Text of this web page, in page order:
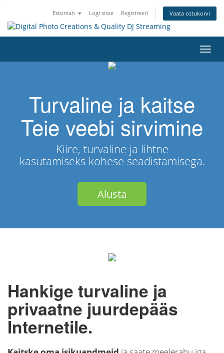
Estonian Logi sisse Registreeri Vaata ostukorvi
Turvaline ja kaitse
Teie veebi sirvimine
Kiire, turvaline ja lihtne
kasutamiseks kohese seadistamisega.
Alusta
Hankige turvaline ja
privaatne juurdepääs
Internetile.